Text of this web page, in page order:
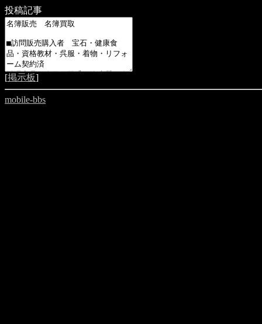
投稿記事
[掲示板]
mobile-bbs